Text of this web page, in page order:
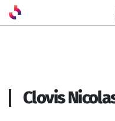
Aller au contenu principal
Clovis